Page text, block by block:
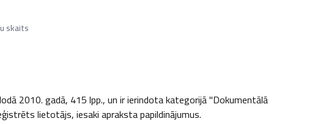
skaits
2010. gadā, 415 lpp., un ir ierindota kategorijā "Dokumentālā
lietotājs, iesaki apraksta papildinājumus.